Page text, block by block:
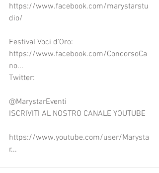
https://www.facebook.com/marystarstu
dio/
Festival Voci d'Oro:
https://www.facebook.com/ConcorsoCa
no...
Twitter:
@MarystarEventi
ISCRIVITI AL NOSTRO CANALE YOUTUBE
https://www.youtube.com/user/Marysta
r...